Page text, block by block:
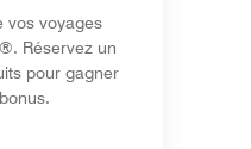
vos voyages
Réservez un
pour gagner